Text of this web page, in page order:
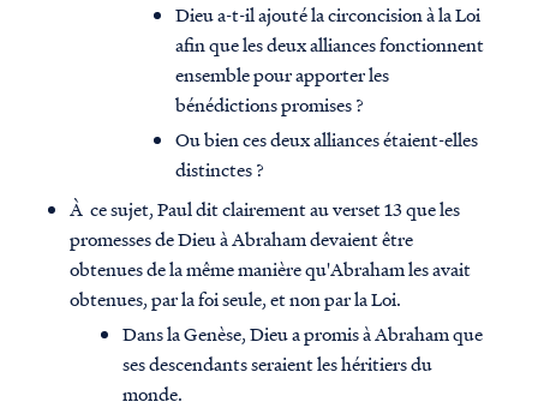
Dieu a-t-il ajouté la circoncision à la Loi
afin que les deux alliances fonctionnent
ensemble pour apporter les
bénédictions promises ?
Ou bien ces deux alliances étaient-elles
distinctes ?
À ce sujet, Paul dit clairement au verset 13 que les
promesses de Dieu à Abraham devaient être
obtenues de la même manière qu'Abraham les avait
obtenues, par la foi seule, et non par la Loi.
Dans la Genèse, Dieu a promis à Abraham que
ses descendants seraient les héritiers du
monde.